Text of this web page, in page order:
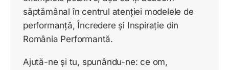
săptămânal în centrul atenției modelele de
performanță, Încredere și Inspirație din
România Performantă.
Ajută-ne și tu, spunându-ne: ce om,